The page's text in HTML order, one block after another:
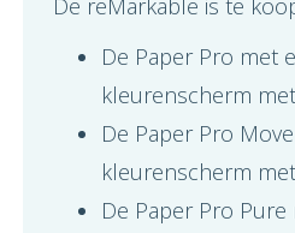
De reMarkable is te
De Paper Pro met
kleurenscherm
De Paper Pro
kleurenscherm
De Paper Pro Pure